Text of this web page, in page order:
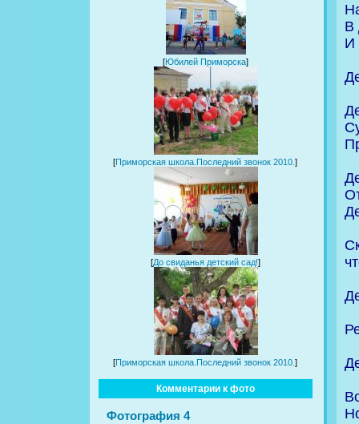
[Юбилей Приморска]
[Приморская школа.Последний звонок 2010.]
[До свиданья детский сад!]
[Приморская школа.Последний звонок 2010.]
Комментарии к фото
Фотография 4
В
И